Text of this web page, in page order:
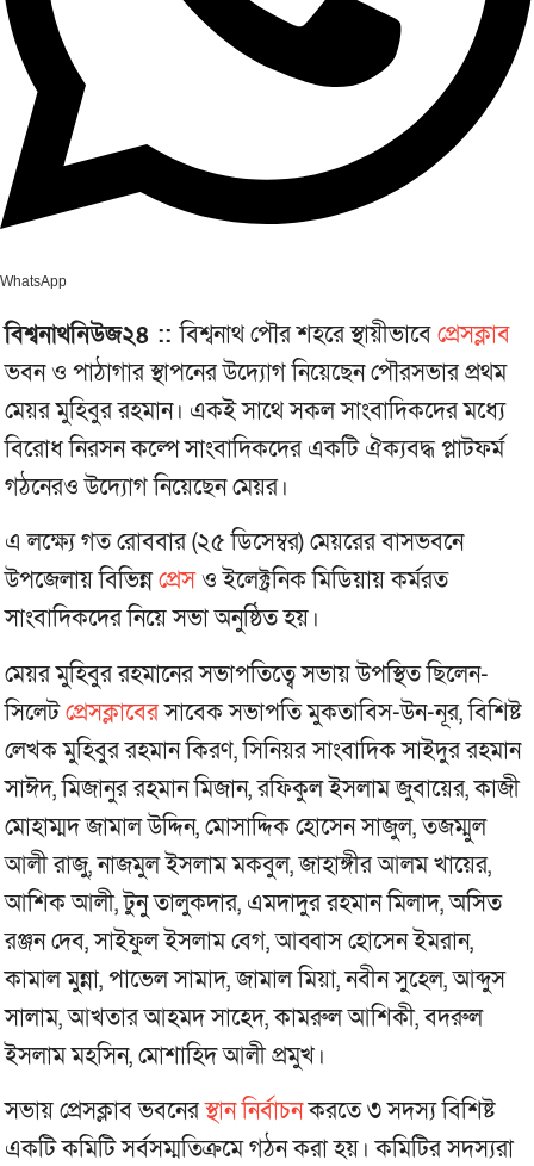
WhatsApp
বিশ্বনাথনিউজ২৪ ::বিশ্বনাথ পৌর শহরে স্থায়ীভাবেপ্রেসক্লাব
ভবন ও পাঠাগার স্থাপনের উদ্যোগ নিয়েছেন পৌরসভার প্রথম
মেয়র মুহিবুর রহমান। একই সাথে সকল সাংবাদিকদের মধ্যে
বিরোধ নিরসন কল্পে সাংবাদিকদের একটি ঐক্যবদ্ধ প্লাটফর্ম
গঠনেরও উদ্যোগ নিয়েছেন মেয়র।
এ লক্ষ্যে গত রোববার (২৫ ডিসেম্বর) মেয়রের বাসভবনে
উপজেলায় বিভিন্নপ্রেসও ইলেক্ট্রনিক মিডিয়ায় কর্মরত
সাংবাদিকদের নিয়ে সভা অনুষ্ঠিত হয়।
মেয়র মুহিবুর রহমানের সভাপতিত্বে সভায় উপস্থিত ছিলেন-
সিলেটপ্রেসক্লাবেরসাবেক সভাপতি মুকতাবিস-উন-নূর, বিশিষ্ট
লেখক মুহিবুর রহমান কিরণ, সিনিয়র সাংবাদিক সাইদুর রহমান
সাঈদ, মিজানুর রহমান মিজান, রফিকুল ইসলাম জুবায়ের, কাজী
মোহাম্মদ জামাল উদ্দিন, মোসাদ্দিক হোসেন সাজুল, তজম্মুল
আলী রাজু, নাজমুল ইসলাম মকবুল, জাহাঙ্গীর আলম খায়ের,
আশিক আলী, টুনু তালুকদার, এমদাদুর রহমান মিলাদ, অসিত
রঞ্জন দেব, সাইফুল ইসলাম বেগ, আব্বাস হোসেন ইমরান,
কামাল মুন্না, পাভেল সামাদ, জামাল মিয়া, নবীন সুহেল, আব্দুস
সালাম, আখতার আহমদ সাহেদ, কামরুল আশিকী, বদরুল
ইসলাম মহসিন, মোশাহিদ আলী প্রমুখ।
সভায় প্রেসক্লাব ভবনেরস্থান নির্বাচনকরতে ৩ সদস্য বিশিষ্ট
একটি কমিটি সর্বসম্মতিক্রমে গঠন করা হয়। কমিটির সদস্যরা